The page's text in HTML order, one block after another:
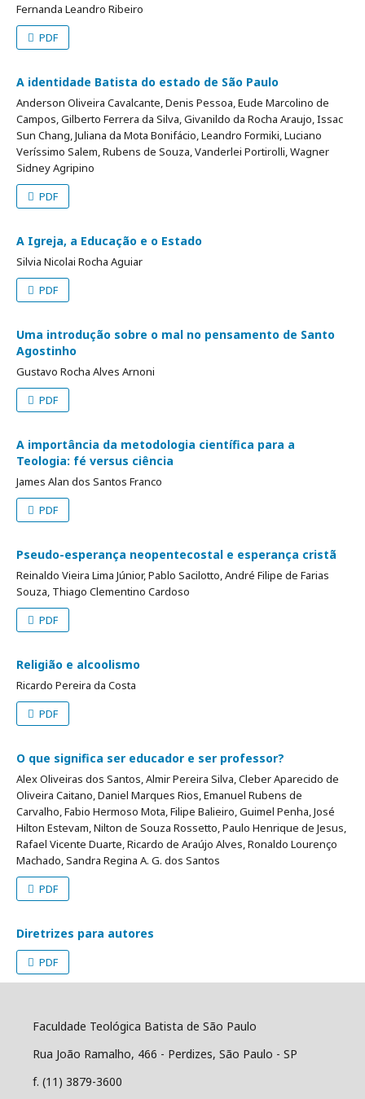
Fernanda Leandro Ribeiro
PDF
A identidade Batista do estado de São Paulo
Anderson Oliveira Cavalcante, Denis Pessoa, Eude Marcolino de
Campos, Gilberto Ferrera da Silva, Givanildo da Rocha Araujo, Issac
Sun Chang, Juliana da Mota Bonifácio, Leandro Formiki, Luciano
Veríssimo Salem, Rubens de Souza, Vanderlei Portirolli, Wagner
Sidney Agripino
PDF
A Igreja, a Educação e o Estado
Silvia Nicolai Rocha Aguiar
PDF
Uma introdução sobre o mal no pensamento de Santo
Agostinho
Gustavo Rocha Alves Arnoni
PDF
A importância da metodologia científica para a
Teologia: fé versus ciência
James Alan dos Santos Franco
PDF
Pseudo-esperança neopentecostal e esperança cristã
Reinaldo Vieira Lima Júnior, Pablo Sacilotto, André Filipe de Farias
Souza, Thiago Clementino Cardoso
PDF
Religião e alcoolismo
Ricardo Pereira da Costa
PDF
O que significa ser educador e ser professor?
Alex Oliveiras dos Santos, Almir Pereira Silva, Cleber Aparecido de
Oliveira Caitano, Daniel Marques Rios, Emanuel Rubens de
Carvalho, Fabio Hermoso Mota, Filipe Balieiro, Guimel Penha, José
Hilton Estevam, Nilton de Souza Rossetto, Paulo Henrique de Jesus,
Rafael Vicente Duarte, Ricardo de Araújo Alves, Ronaldo Lourenço
Machado, Sandra Regina A. G. dos Santos
PDF
Diretrizes para autores
PDF
Faculdade Teológica Batista de São Paulo
Rua João Ramalho, 466 - Perdizes, São Paulo - SP
f. (11) 3879-3600